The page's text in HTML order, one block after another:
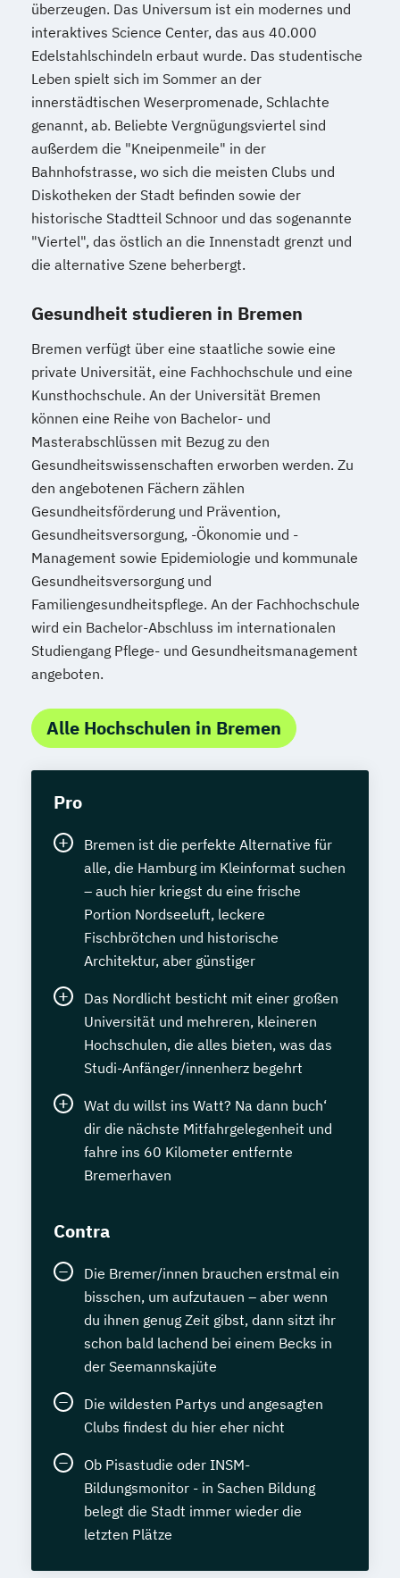
überzeugen. Das Universum ist ein modernes und
interaktives Science Center, das aus 40.000
Edelstahlschindeln erbaut wurde. Das studentische
Leben spielt sich im Sommer an der
innerstädtischen Weserpromenade, Schlachte
genannt, ab. Beliebte Vergnügungsviertel sind
außerdem die "Kneipenmeile" in der
Bahnhofstrasse, wo sich die meisten Clubs und
Diskotheken der Stadt befinden sowie der
historische Stadtteil Schnoor und das sogenannte
"Viertel", das östlich an die Innenstadt grenzt und
die alternative Szene beherbergt.
Gesundheit studieren in Bremen
Bremen verfügt über eine staatliche sowie eine
private Universität, eine Fachhochschule und eine
Kunsthochschule. An der Universität Bremen
können eine Reihe von Bachelor- und
Masterabschlüssen mit Bezug zu den
Gesundheitswissenschaften erworben werden. Zu
den angebotenen Fächern zählen
Gesundheitsförderung und Prävention,
Gesundheitsversorgung, -Ökonomie und -
Management sowie Epidemiologie und kommunale
Gesundheitsversorgung und
Familiengesundheitspflege. An der Fachhochschule
wird ein Bachelor-Abschluss im internationalen
Studiengang Pflege- und Gesundheitsmanagement
angeboten.
Alle Hochschulen in Bremen
Pro
Bremen ist die perfekte Alternative für
alle, die Hamburg im Kleinformat suchen
– auch hier kriegst du eine frische
Portion Nordseeluft, leckere
Fischbrötchen und historische
Architektur, aber günstiger
Das Nordlicht besticht mit einer großen
Universität und mehreren, kleineren
Hochschulen, die alles bieten, was das
Studi-Anfänger/innenherz begehrt
Wat du willst ins Watt? Na dann buch‘
dir die nächste Mitfahrgelegenheit und
fahre ins 60 Kilometer entfernte
Bremerhaven
Contra
Die Bremer/innen brauchen erstmal ein
bisschen, um aufzutauen – aber wenn
du ihnen genug Zeit gibst, dann sitzt ihr
schon bald lachend bei einem Becks in
der Seemannskajüte
Die wildesten Partys und angesagten
Clubs findest du hier eher nicht
Ob Pisastudie oder INSM-
Bildungsmonitor - in Sachen Bildung
belegt die Stadt immer wieder die
letzten Plätze